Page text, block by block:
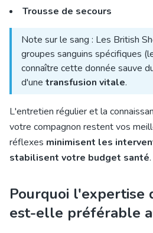
Trousse de secours
Note sur le sang : Les British
groupes sanguins spécifiques
connaître cette donnée sauve
d'une transfusion vitale.
L'entretien régulier et la
votre compagnon restent vos
réflexes minimisent les
stabilisent votre budget santé.
Pourquoi l'expertise
est-elle préférable